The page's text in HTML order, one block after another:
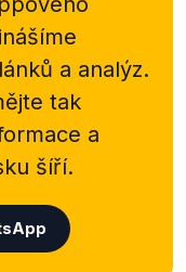
a analýz.
tak
a
šíří.